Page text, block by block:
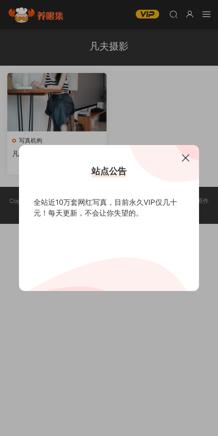
凡夫摄影
写真机构
凡夫摄影美女写真图片合集
Copyright @ 2025 养眼集 版权声明:本站所有资源均收集于网络，版权归原作
者所有，如有侵权，请联系删除。
站点公告
全站近10万套网红写真，目前永久VIP仅几十
元！每天更新，不会让你失望的。